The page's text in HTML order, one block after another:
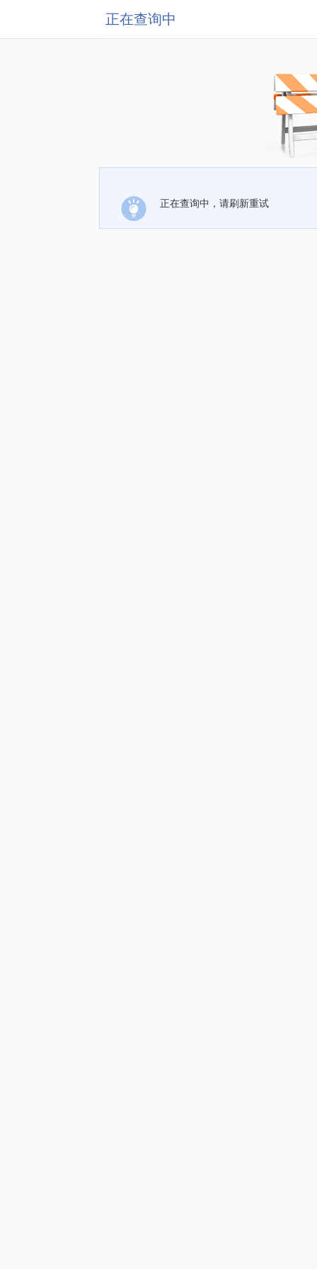
正在查询中
正在查询中，请刷新重试